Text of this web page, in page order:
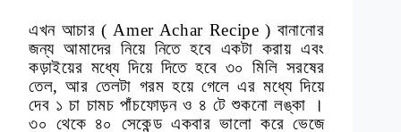
এখন আচার ( Amer Achar Recipe ) বানানোর
জন্য আমাদের নিয়ে নিতে হবে একটা করায় এবং
কড়াইয়ের মধ্যে দিয়ে দিতে হবে ৩০ মিলি সরষের
তেল, আর তেলটা গরম হয়ে গেলে এর মধ্যে দিয়ে
দেব ১ চা চামচ পাঁচফোড়ন ও ৪ টে শুকনো লঙ্কা ।
৩০ থেকে ৪০ সেকেন্ড একবার ভালো করে ভেজে